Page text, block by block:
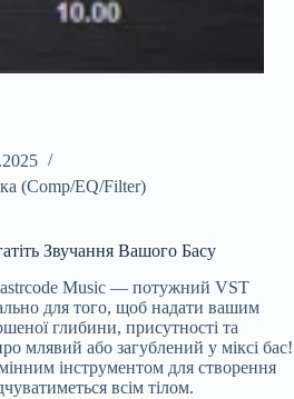
(Comp/EQ/Filter)
Звучання Вашого Басу
Music — потужний VST
для того, щоб надати вашим
глибини, присутності та
млявий або загублений у міксі бас!
інструментом для створення
всім тілом.